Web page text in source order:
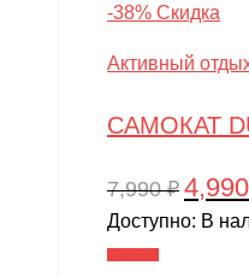
-38% Скидка
Активный
САМОКАТ
7,990₽
цена
4,990
Доступно: В